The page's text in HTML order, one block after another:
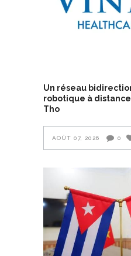
Un réseau
robotique à
Tho
AOÛT 07, 2026 0